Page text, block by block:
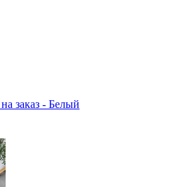
заказ - Белый